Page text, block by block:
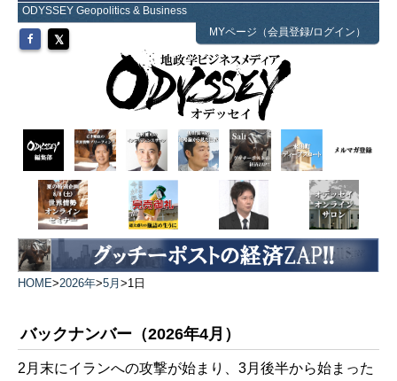
ODYSSEY Geopolitics & Business
MYページ（会員登録/ログイン）
HOME>2026年>5月 >1日
バックナンバー（2026年4月）
2月末にイランへの攻撃が始まり、3月後半から始まった